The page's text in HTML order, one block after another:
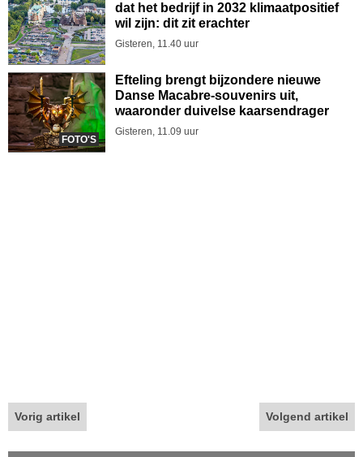
dat het bedrijf in 2032 klimaatpositief
wil zijn: dit zit erachter
Gisteren, 11.40 uur
FOTO'S
Efteling brengt bijzondere nieuwe
Danse Macabre-souvenirs uit,
waaronder duivelse kaarsendrager
Gisteren, 11.09 uur
Vorig artikel Volgend artikel